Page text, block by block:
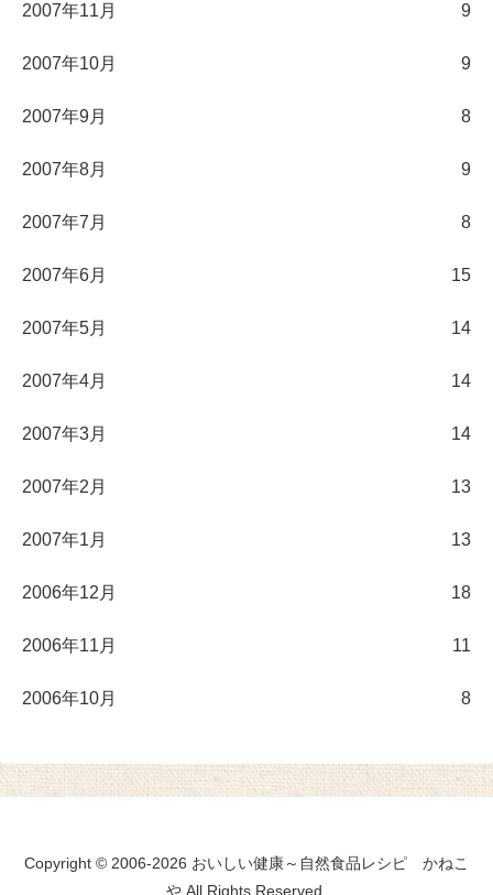
2007年11月 9
2007年10月 9
2007年9月 8
2007年8月 9
2007年7月 8
2007年6月 15
2007年5月 14
2007年4月 14
2007年3月 14
2007年2月 13
2007年1月 13
2006年12月 18
2006年11月 11
2006年10月 8
Copyright © 2006-2026 おいしい健康～自然食品レシピ かねこ
や All Rights Reserved.